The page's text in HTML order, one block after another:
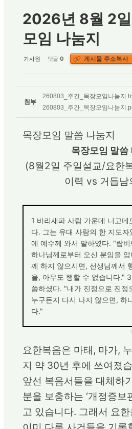
2026년 8월 2
모임 나눔지
가사원 댓글 0 게시물 주소복사
첨부
260803_주간_목장모임나눔지
260803_주간_목장모임나눔지
목장모임 말씀 나눔지
목장모임 말씀
(8월2일 주일설교/요한
이력 vs 거듭남
1 바리새파 사람 가운데 니고데
다. 그는 유대 사람의 한 지도
에 예수께 와서 말하였다. "랍
하나님께로부터 오신 분임을
께 하지 않으시면, 선생님께서
을, 아무도 행할 수 없습니다."
씀하셨다. "내가 진정으로 진정
누구든지 다시 나지 않으면, 하
다."
요한복음은 마태, 마가,
지 약 30년 후에 쓰여졌
앞선 복음서들을 대체하
분을 보충하는 ‘개정증보
고 있습니다. 그래서 요